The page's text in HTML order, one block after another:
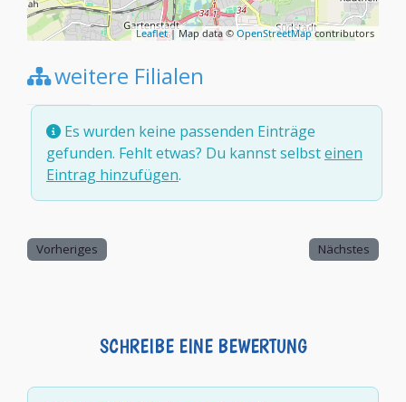
Leaflet| Map data © OpenStreetMapcontributors
weitere Filialen
Es wurden keine passenden Einträge
gefunden. Fehlt etwas? Du kannst selbsteinen
Eintrag hinzufügen.
Vorheriges Nächstes
SCHREIBE EINE BEWERTUNG